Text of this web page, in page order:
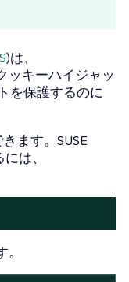
)は、
ッキーハイジャッ
を保護するのに
ます。SUSE
は、